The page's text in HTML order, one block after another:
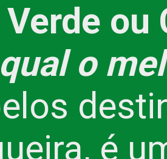
ou
o
é